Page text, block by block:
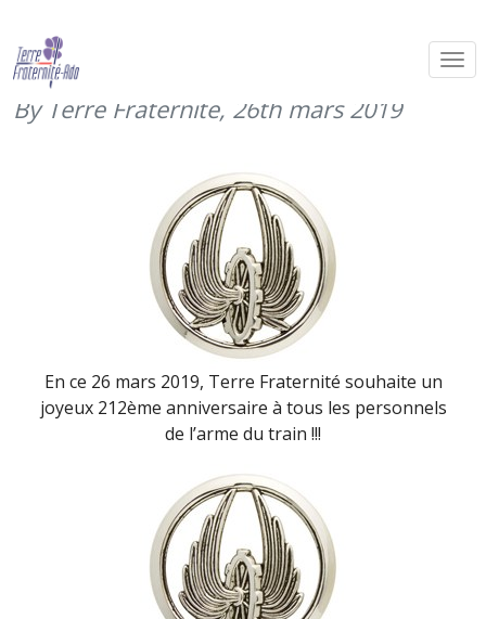
Bon anniversaire à l’arme du train
(26 mars 2019)
By Terre Fraternité, 26th mars 2019
En ce 26 mars 2019, Terre Fraternité souhaite un
joyeux 212ème anniversaire à tous les personnels
de l’arme du train !!!